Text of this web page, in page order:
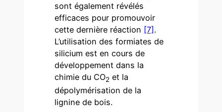
sont également révélés
efficaces pour promouvoir
cette dernière réaction [7] .
L’utilisation des formiates de
silicium est en cours de
développement dans la
chimie du CO2 et la
dépolymérisation de la
lignine de bois.